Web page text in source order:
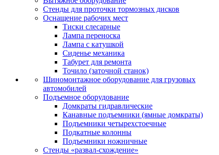
Стенды для проточки тормозных дисков
Оснащение рабочих мест
Тиски слесарные
Лампа переноска
Лампа с катушкой
Сиденье механика
Табурет для ремонта
Точило (заточной станок)
Шиномонтажное оборудование для грузовых
автомобилей
Подъемное оборудование
Домкраты гидравлические
Канавные подъемники (ямные домкраты)
Подъемники четырехстоечные
Подкатные колонны
Подъемники ножничные
Стенды «развал-схождение»